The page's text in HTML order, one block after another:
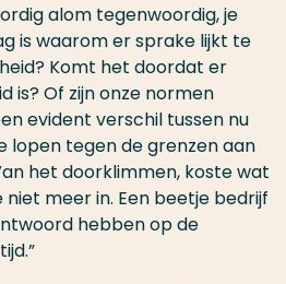
alom tegenwoordig, je
is waarom er sprake lijkt te
Komt het doordat er
is? Of zijn onze normen
evident verschil tussen nu
lopen tegen de grenzen aan
het doorklimmen, koste wat
meer in. Een beetje bedrijf
hebben op de